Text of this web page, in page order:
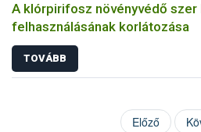
A klórpirifosz növényvédő szer
felhasználásának korlátozása
TOVÁBB
Előző